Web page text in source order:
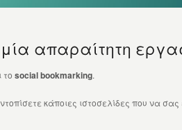
μία απαραίτητη
το social bookmarking.
κάποιες ιστοσελίδες που να